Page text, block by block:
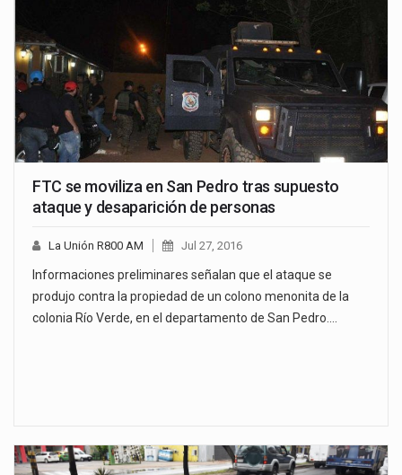
FTC se moviliza en San Pedro tras supuesto
ataque y desaparición de personas
La Unión R800 AM Jul 27, 2016
Informaciones preliminares señalan que el ataque se
produjo contra la propiedad de un colono menonita de la
colonia Río Verde, en el departamento de San Pedro.…